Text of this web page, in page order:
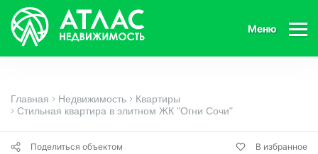
Меню
Главная Недвижимость
Квартиры
Стильная квартира в элитном ЖК "Огни Сочи"
Поделиться объектом В избранное